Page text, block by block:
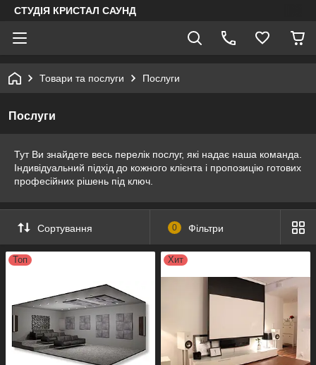
СТУДІЯ КРИСТАЛ САУНД
Товари та послуги Послуги
Послуги
Тут Ви знайдете весь перелік послуг, які надає наша команда.
Індивідуальний підхід до кожного клієнта і пропозицію готових
професійних рішень під ключ.
Сортування 0 Фільтри
Топ Хит